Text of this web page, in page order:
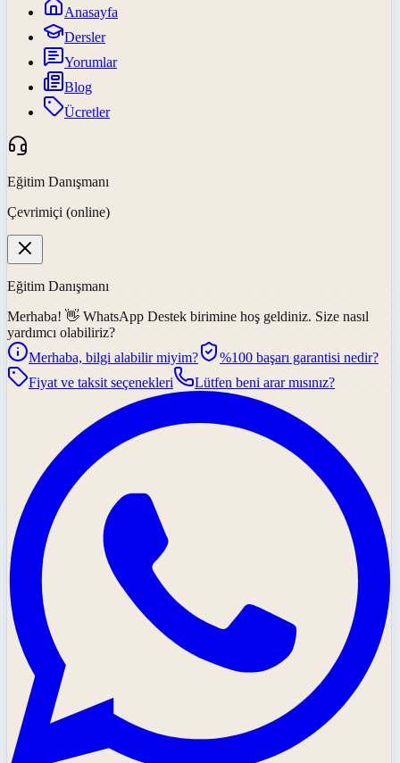
Anasayfa
Dersler
Yorumlar
Blog
Ücretler
Eğitim Danışmanı
Çevrimiçi (online)
Eğitim Danışmanı
Merhaba! 👋 WhatsApp Destek birimine hoş geldiniz. Size nasıl
yardımcı olabiliriz?
Merhaba, bilgi alabilir miyim?
%100 başarı garantisi nedir?
Fiyat ve taksit seçenekleri
Lütfen beni arar mısınız?